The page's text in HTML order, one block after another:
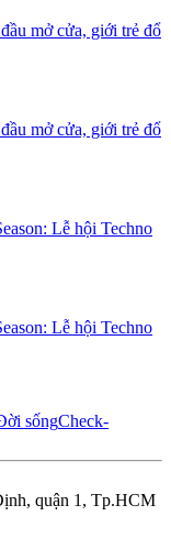
mở cửa, giới trẻ đổ
mở cửa, giới trẻ đổ
Lễ hội Techno
Lễ hội Techno
sốngCheck-
quận 1, Tp.HCM